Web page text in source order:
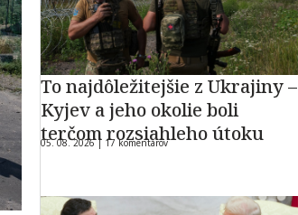
To najdôležitejšie z Ukrajiny –
Kyjev a jeho okolie boli
terčom rozsiahleho útoku
05. 08. 2026 | 17 komentárov